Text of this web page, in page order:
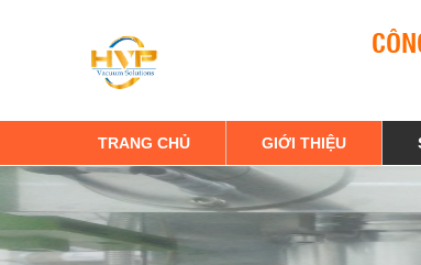
TRANG CHỦ GIỚI THIỆU